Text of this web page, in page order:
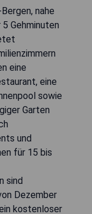
nahe
Gehminuten
eine
eine
sowie
Garten
und
für 15 bis
sind
Dezember
kostenloser